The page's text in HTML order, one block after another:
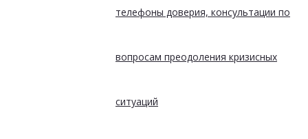
телефоны доверия, консультации по
вопросам преодоления кризисных
ситуаций